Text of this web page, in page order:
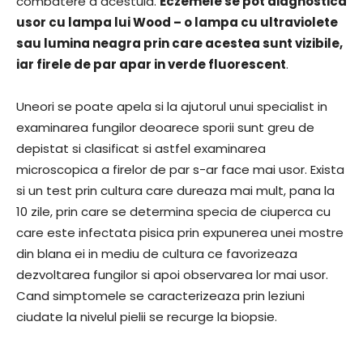
usor cu lampa lui Wood – o lampa cu ultraviolete
sau lumina neagra prin care acestea sunt vizibile,
iar firele de par apar in verde fluorescent.
Uneori se poate apela si la ajutorul unui specialist in
examinarea fungilor deoarece sporii sunt greu de
depistat si clasificat si astfel examinarea
microscopica a firelor de par s-ar face mai usor. Exista
si un test prin cultura care dureaza mai mult, pana la
10 zile, prin care se determina specia de ciuperca cu
care este infectata pisica prin expunerea unei mostre
din blana ei in mediu de cultura ce favorizeaza
dezvoltarea fungilor si apoi observarea lor mai usor.
Cand simptomele se caracterizeaza prin leziuni
ciudate la nivelul pielii se recurge la biopsie.